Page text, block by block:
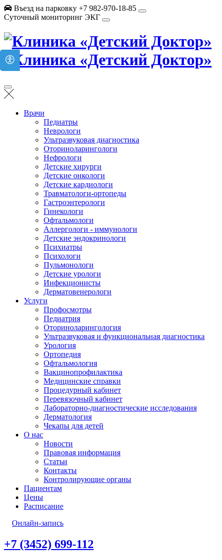
Въезд на парковку +7 982-970-18-85
Суточный мониторинг ЭКГ
Врачи
Педиатры
Неврологи
Ультразвуковая диагностика
Оториноларингологи
Нефрологи
Детские хирурги
Детские онкологи
Детские кардиологи
Травматологи-ортопеды
Гастроэнтерологи
Гинекологи
Офтальмологи
Аллергологи - иммунологи
Детские эндокринологи
Психиатры
Психологи
Пульмонологи
Детские урологи
Инфекционисты
Дерматовенерологи
Услуги
Профосмотры
Педиатрия
Оториноларингология
Ультразвуковая и функциональная диагностика
Урология
Ортопедия
Офтальмология
Вакцинопрофилактика
Медицинские справки
Процедурный кабинет
Перевязочный кабинет
Лабораторно-диагностические исследования
Дерматология
Чекапы для детей
О нас
Новости
Правовая информация
Статьи
Контакты
Контролирующие органы
Пациентам
Цены
Расписание
Онлайн-запись
+7 (3452) 699-112